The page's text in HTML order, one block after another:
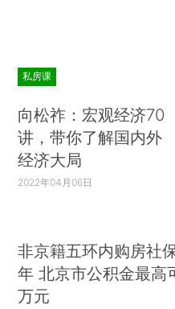
私房课
向松祚：宏观经济70
讲，带你了解国内外
经济大局
2022年04月06日
非京籍五环内购房社
年 北京市公积金最高
万元